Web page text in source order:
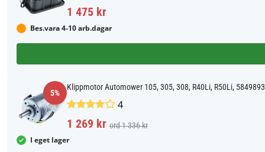
1 475 kr
Bes.vara 4-10 arb.dagar
5%
Klippmotor Automower 105, 305, 308, R40Li, R50Li,
4
1 269 kr ord 1 336 kr
I eget lager